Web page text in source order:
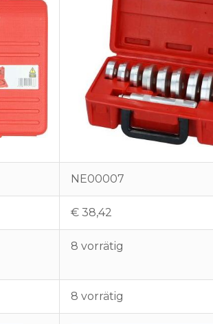
NE00007
€ 38,42
8 vorrätig
8 vorrätig